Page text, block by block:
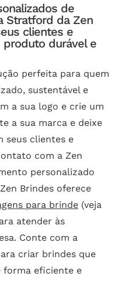
de
Stratford da Zen
clientes e
durável e
perfeita para quem
sustentável e
a sua logo e crie um
a sua marca e deixe
seus clientes e
com a Zen
personalizado
Brindes oferece
para brinde(veja
atender às
Conte com a
criar brindes que
forma eficiente e